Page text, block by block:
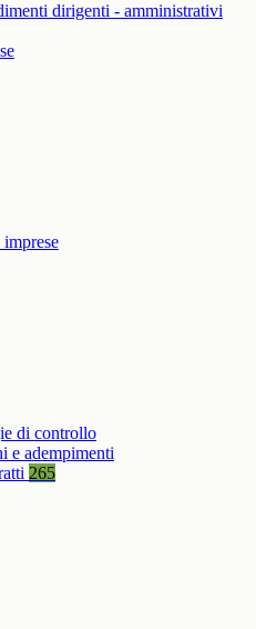
dirigenti - amministrativi
di controllo
e adempimenti
265